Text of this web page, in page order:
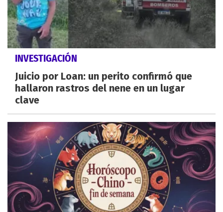
INVESTIGACIÓN
Juicio por Loan: un perito confirmó que
hallaron rastros del nene en un lugar
clave